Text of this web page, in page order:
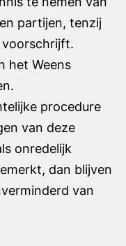
partijen, tenzij
het Weens
procedure
van deze
onredelijk
dan blijven
van